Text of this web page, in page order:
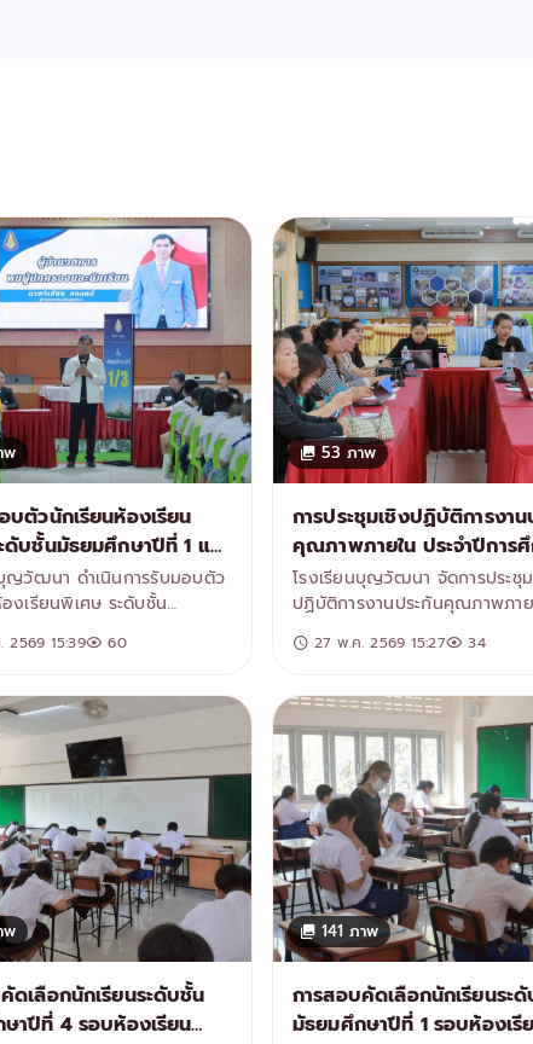
พ
บตัวนักเรียนห้องเรียน
บชั้นมัธยมศึกษาปีที่ 1 และ
กษา 2569
ญวัฒนา ดำเนินการรับมอบตัว
งเรียนพิเศษ ระดับชั้น
าปีที่ 1 และมัธยมศึกษาปีที่ 4
รศึกษา 2569 โดยมีนักเรียน
ตอนของโรงเรียนอย่างพร้อม
2569 15:39 60
53 ภาพ
การประชุมเชิงปฏิบัติการงาน
คุณภาพภายใน ประจำปีการ
2568
โรงเรียนบุญวัฒนา จัดการประชุม
ปฏิบัติการงานประกันคุณภาพภา
ประจำปีการศึกษา 2568 เพื่อพัฒน
และกระบวนการประกันคุณภาพกา
ตามมาตรฐานการศึกษา และนโยบ
สำนักงานคณะกรรมการการศึก
ฐาน ภายในการประชุม คณะผู้บริหาร ครู
และบุคลากรทางการศึกษา ได้ร่วม
วิเคราะห์ วางแผน และแลกเปลี่ย
แนวทางการดำเนินงานด้านประกั
คุณภาพภายใน ทั้งในด้านการจัด
ข้อมูล การจัดทำรายงาน และกา
คุณภาพการจัดการศึกษาอย่างต่
กิจกรรมดังกล่าวนับเป็นส่วนสำคั
ยกระดับคุณภาพสถานศึกษา เสริ
ความเข้าใจร่วมกันในการดำเนินงา
พัฒนาคุณภาพผู้เรียนให้เป็นไปตา
หมายของสถานศึกษาอย่างยั่งยืน
27 พ.ค. 2569 15:27 34
พ
ดเลือกนักเรียนระดับชั้น
าปีที่ 4 รอบห้องเรียน
141 ภาพ
การสอบคัดเลือกนักเรียนระ
มัธยมศึกษาปีที่ 1 รอบห้องเรี